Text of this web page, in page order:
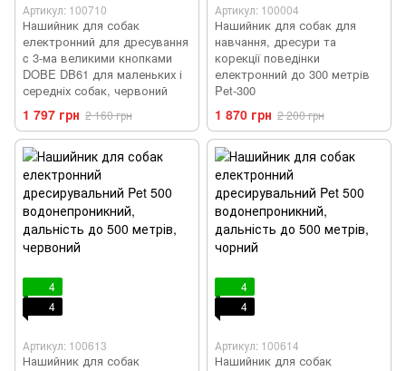
Артикул: 100710
Нашийник для собак
електронний для дресування
c 3-ма великими кнопками
DOBE DB61 для маленьких і
середніх собак, червоний
1 797 грн 2 160 грн
Артикул: 100004
Нашийник для собак для
навчання, дресури та
корекції поведінки
електронний до 300 метрів
Pet-300
1 870 грн 2 200 грн
4
4
Артикул: 100613
Нашийник для собак
4
4
Артикул: 100614
Нашийник для собак